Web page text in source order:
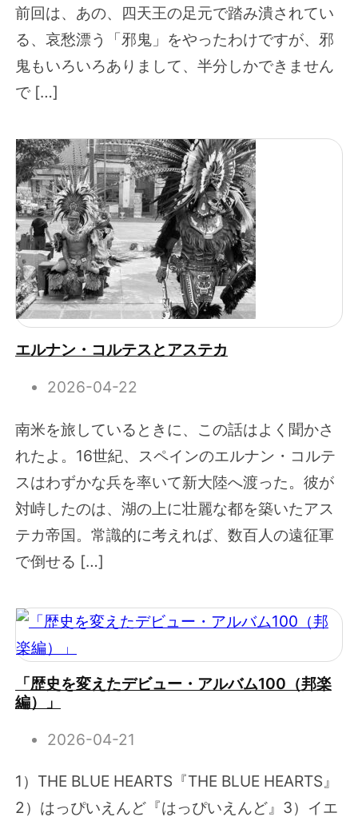
前回は、あの、四天王の足元で踏み潰されてい
る、哀愁漂う「邪鬼」をやったわけですが、邪
鬼もいろいろありまして、半分しかできません
で […]
エルナン・コルテスとアステカ
2026-04-22
南米を旅しているときに、この話はよく聞かさ
れたよ。16世紀、スペインのエルナン・コルテ
スはわずかな兵を率いて新大陸へ渡った。彼が
対峙したのは、湖の上に壮麗な都を築いたアス
テカ帝国。常識的に考えれば、数百人の遠征軍
で倒せる […]
「歴史を変えたデビュー・アルバム100（邦楽
編）」
2026-04-21
1）THE BLUE HEARTS『THE BLUE HEARTS』
2）はっぴいえんど『はっぴいえんど』3）イエ